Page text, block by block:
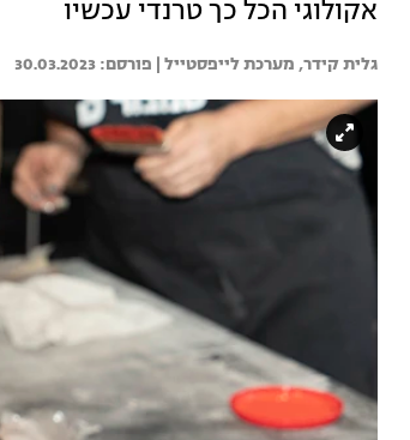
אקולוגי הכל כך טרנדי עכשיו
גלית קידר, מערכת לייפסטייל | 30.03.2023